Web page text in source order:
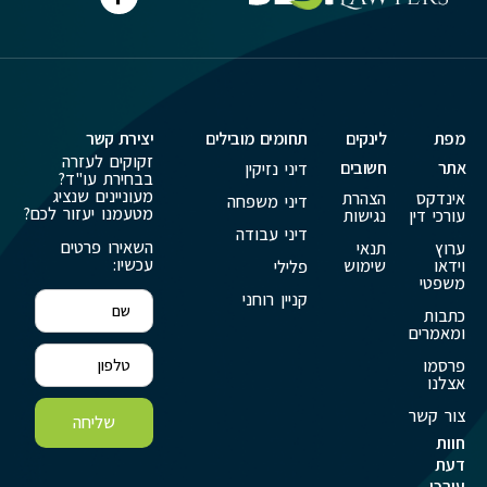
מפת
אתר
אינדקס
עורכי דין
ערוץ
וידאו
משפטי
כתבות
ומאמרים
פרסמו
אצלנו
צור קשר
חוות
דעת
לינקים
חשובים
הצהרת
נגישות
תנאי
שימוש
תחומים מובילים
דיני נזיקין
דיני משפחה
דיני עבודה
פלילי
קניין רוחני
יצירת קשר
זקוקים לעזרה
בבחירת עו"ד?
מעוניינים שנציג
מטעמנו יעזור לכם?
השאירו פרטים
עכשיו:
שליחה